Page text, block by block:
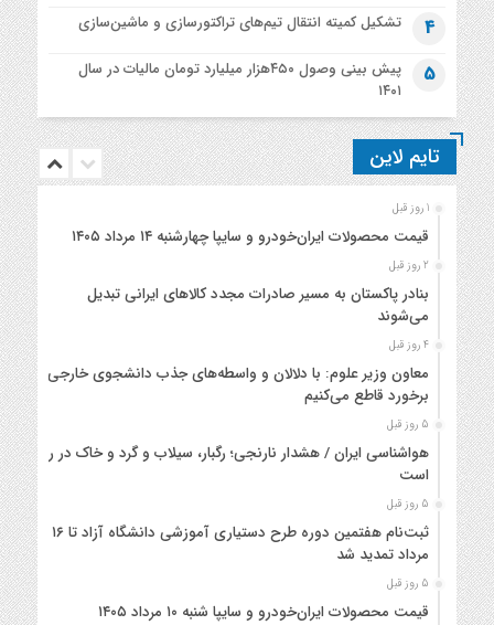
4 تشکیل کمیته انتقال تیم‌های تراکتورسازی و ماشین‌سازی
5
پیش بینی وصول ۴۵۰هزار میلیارد تومان مالیات در سال
۱۴۰۱
تایم لاین
1 روز قبل
قیمت محصولات ایران‌خودرو و سایپا چهارشنبه ۱۴ مرداد ۱۴۰۵
2 روز قبل
بنادر پاکستان به مسیر صادرات مجدد کالاهای ایرانی تبدیل
می‌شوند
4 روز قبل
معاون وزیر علوم: با دلالان و واسطه‌های جذب دانشجوی خارجی
برخورد قاطع می‌کنیم
5 روز قبل
هواشناسی ایران / هشدار نارنجی؛ رگبار، سیلاب و گرد و خاک در راه
است
5 روز قبل
ثبت‌نام هفتمین دوره طرح دستیاری آموزشی دانشگاه آزاد تا ۱۶
مرداد تمدید شد
5 روز قبل
قیمت محصولات ایران‌خودرو و سایپا شنبه ۱۰ مرداد ۱۴۰۵